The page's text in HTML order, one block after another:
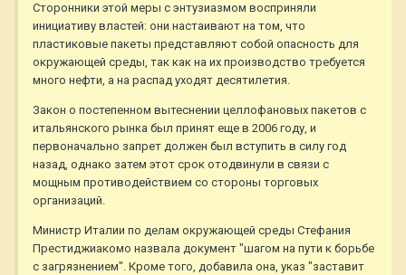
Сторонники этой меры с энтузиазмом восприняли
инициативу властей: они настаивают на том, что
пластиковые пакеты представляют собой опасность для
окружающей среды, так как на их производство требуется
много нефти, а на распад уходят десятилетия.
Закон о постепенном вытеснении целлофановых пакетов с
итальянского рынка был принят еще в 2006 году, и
первоначально запрет должен был вступить в силу год
назад, однако затем этот срок отодвинули в связи с
мощным противодействием со стороны торговых
организаций.
Министр Италии по делам окружающей среды Стефания
Престиджиакомо назвала документ "шагом на пути к борьбе
с загрязнением". Кроме того, добавила она, указ "заставит